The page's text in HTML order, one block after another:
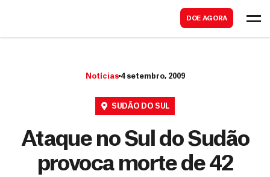
DOE AGORA
Notícias 4 setembro, 2009
SUDÃO DO SUL
Ataque no Sul do Sudão
provoca morte de 42
a
r